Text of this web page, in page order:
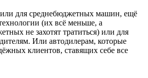
для среднебюджетных машин, ещё
(их всё меньше, а
не захотят тратиться) или для
Или автодилерам, которые
клиентов, ставящих себе все